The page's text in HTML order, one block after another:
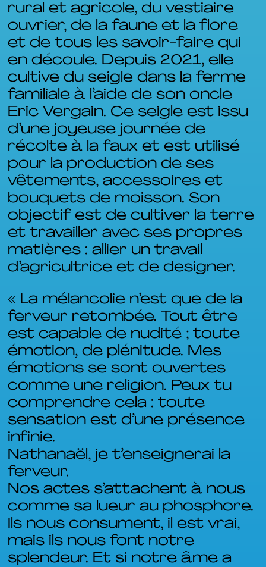
rural et agricole, du vestiaire
ouvrier, de la faune et la flore
et de tous les savoir-faire qui
en découle. Depuis 2021, elle
cultive du seigle dans la ferme
familiale à l’aide de son oncle
Eric Vergain. Ce seigle est issu
d’une joyeuse journée de
récolte à la faux et est utilisé
pour la production de ses
vêtements, accessoires et
bouquets de moisson. Son
objectif est de cultiver la terre
et travailler avec ses propres
matières : allier un travail
d’agricultrice et de designer.
« La mélancolie n’est que de la
ferveur retombée. Tout être
est capable de nudité ; toute
émotion, de plénitude. Mes
émotions se sont ouvertes
comme une religion. Peux tu
comprendre cela : toute
sensation est d’une présence
infinie.
Nathanaël, je t’enseignerai la
ferveur.
Nos actes s’attachent à nous
comme sa lueur au phosphore.
Ils nous consument, il est vrai,
mais ils nous font notre
splendeur. Et si notre âme a